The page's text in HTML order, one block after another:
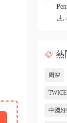
熱
周深
TWICE
中國好